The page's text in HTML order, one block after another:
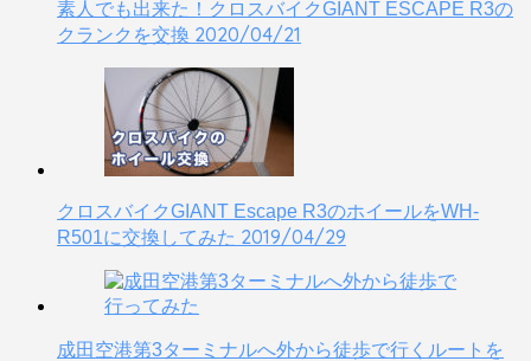
素人でも出来た！クロスバイクGIANT ESCAPE R3の
クランクを交換 2020/04/21
クロスバイクGIANT Escape R3のホイールをWH-
R501に交換してみた 2019/04/29
成田空港第3ターミナルへ外から徒歩で行くルートを